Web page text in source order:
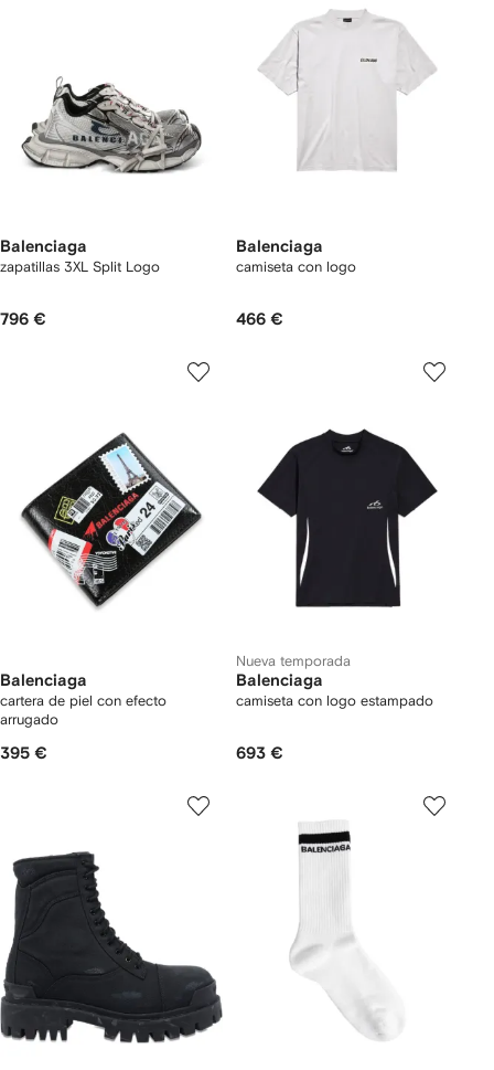
Balenciaga
zapatillas 3XL Split Logo
796 €
Balenciaga
camiseta con logo
466 €
Balenciaga
cartera de piel con efecto
arrugado
395 €
Nueva temporada
Balenciaga
camiseta con logo estampado
693 €